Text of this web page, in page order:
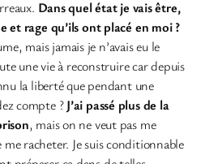
Dans quel état je vais être,
et rage qu’ils ont placé en moi ?
mais jamais je n’avais eu le
une vie à reconstruire car depuis
la liberté que pendant une
compte ?J’ai passé plus de la
, mais on ne veut pas me
racheter. Je suis conditionnable